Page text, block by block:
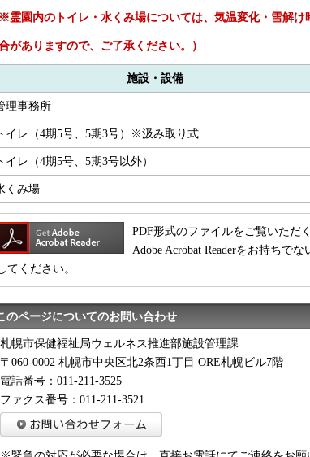
霊園内のトイレ・水くみ場については、気温変化・雪解け
がありますので、ご了承ください。）
施設・設備
理事務所
イレ（4期5号、5期3号）※汲み取り式
イレ（4期5号、5期3号以外）
くみ場
PDF形式のファイルをご覧いただ
Adobe Acrobat Readerをお持ちで
てください。
のページについてのお問い合わせ
札幌市保健福祉局ウェルネス推進部施設管理課
〒060-0002 札幌市中央区北2条西1丁目 ORE札幌ビル7階
電話番号：011-211-3525
ファクス番号：011-211-3521